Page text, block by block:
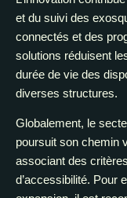
et du suivi des
connectés et des
solutions réduisent
durée de vie des
diverses structures.
Globalement, le
poursuit son chemin
associant des
d’accessibilité. Pour